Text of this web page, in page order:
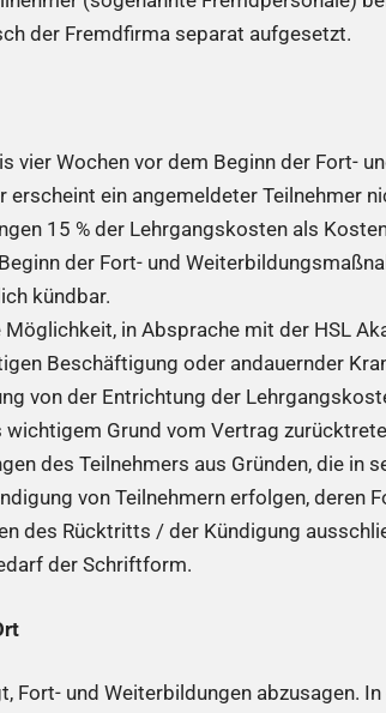
der Fremdfirma separat aufgesetzt.
vier Wochen vor dem Beginn der Fort-
ein angemeldeter Teilnehmer
15 % der Lehrgangskosten als
der Fort- und
kündbar.
in Absprache mit der HSL
Beschäftigung oder andauernder
von der Entrichtung der
wichtigem Grund vom Vertrag
des Teilnehmers aus Gründen, die in
von Teilnehmern erfolgen,
des Rücktritts / der Kündigung
der Schriftform.
Fort- und Weiterbildungen abzusagen.